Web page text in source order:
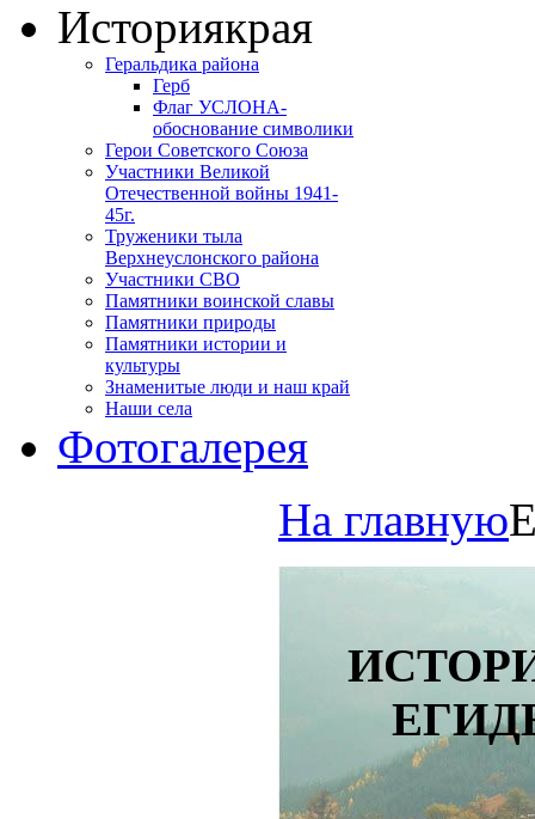
Историякрая
Геральдика района
Герб
Флаг УСЛОНА-
обоснование символики
Герои Советского Союза
Участники Великой
Отечественной войны 1941-
45г.
Труженики тыла
Верхнеуслонского района
Участники СВО
Памятники воинской славы
Памятники природы
Памятники истории и
культуры
Знаменитые люди и наш край
Наши села
Фотогалерея
На главную